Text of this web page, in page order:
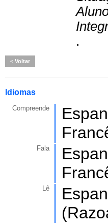
.
Voltar
Idiomas
Compreende
Fala
Lê